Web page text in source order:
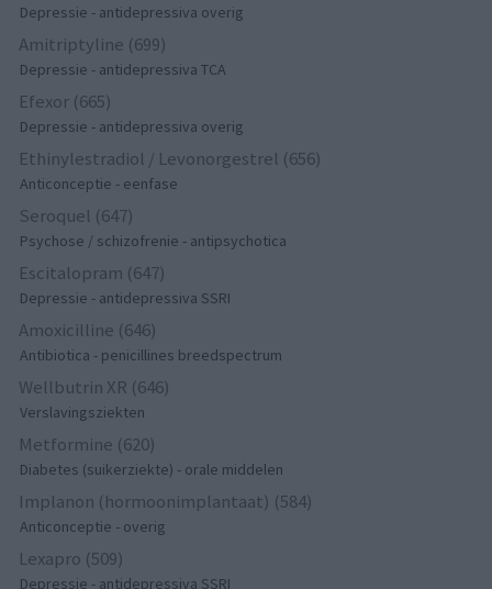
Depressie - antidepressiva overig
Amitriptyline (699)
Depressie - antidepressiva TCA
Efexor (665)
Depressie - antidepressiva overig
Ethinylestradiol / Levonorgestrel (656)
Anticonceptie - eenfase
Seroquel (647)
Psychose / schizofrenie - antipsychotica
Escitalopram (647)
Depressie - antidepressiva SSRI
Amoxicilline (646)
Antibiotica - penicillines breedspectrum
Wellbutrin XR (646)
Verslavingsziekten
Metformine (620)
Diabetes (suikerziekte) - orale middelen
Implanon (hormoonimplantaat) (584)
Anticonceptie - overig
Lexapro (509)
Depressie - antidepressiva SSRI